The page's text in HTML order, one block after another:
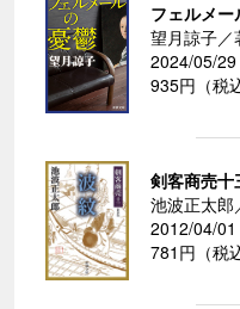
フェルメー
望月諒子／
2024/05/29
935円（税
剣客商売
池波正太郎
2012/04/01
781円（税